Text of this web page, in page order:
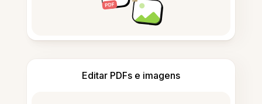
Editar PDFs e imagens